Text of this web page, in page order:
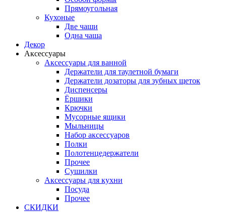
Прямоугольная
Кухоные
Две чаши
Одна чаша
Декор
Аксессуары
Аксессуары для ванной
Держатели для таулетной бумаги
Держатели дозаторы для зубных щеток
Диспенсеры
Ёршики
Крючки
Мусорные ящики
Мыльницы
Набор аксессуаров
Полки
Полотенцедержатели
Прочее
Сушилки
Аксессуары для кухни
Посуда
Прочее
СКИДКИ